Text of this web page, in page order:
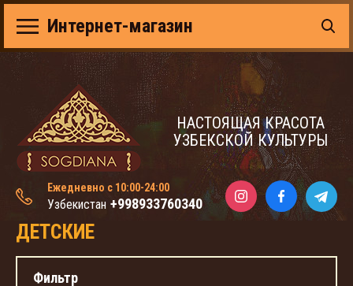
НАСТОЯЩАЯ КРАСОТА
УЗБЕКСКОЙ КУЛЬТУРЫ
Ежедневно с 10:00-24:00
Узбекистан +998933760340
Интернет-магазин
ДЕТСКИЕ
Фильтр